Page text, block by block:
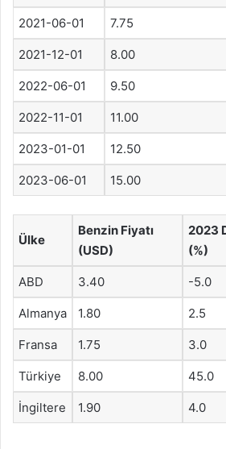
2021-06-01 7.75
2021-12-01 8.00
2022-06-01 9.50
2022-11-01 11.00
2023-01-01 12.50
2023-06-01 15.00
Ülke
Benzin Fiyatı
(USD)
2023
(%)
ABD 3.40 -5.0
Almanya 1.80 2.5
Fransa 1.75 3.0
Türkiye 8.00 45.0
İngiltere 1.90 4.0